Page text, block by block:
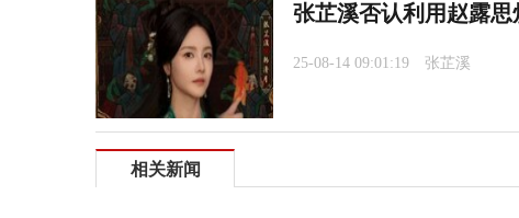
张芷溪否认利用赵露思
25-08-14 09:01:19 张芷溪
相关新闻